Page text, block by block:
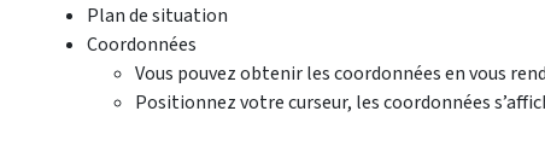
Plan de situation
Coordonnées
Vous pouvez obtenir les coordonnées en vous
Positionnez votre curseur, les coordonnées